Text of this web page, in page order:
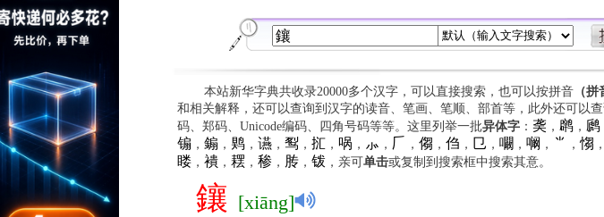
本站新华字典共收录20000多个汉字，可以直接搜索，也可以按拼音（拼
和相关解释，还可以查询到汉字的读音、笔画、笔顺、部首等，此外还可以
码、郑码、Unicode编码、四角号码等等。这里列举一批异体字： 䶮 ， 䴙， 䴘
䦂 ， 䥇 ， 䴗， 䜩， 䴕， 㧟 ， 㖞 ， ⺗ ， 𠂆 ， 㑳 ， 㑇 ， 㔾 ， 㘚 ， 㘎 ， ⺌ ， 㥮 ，
䁖， 䙡， 䎬 ， 䅟， 䏝， 䥽，亲可单击或复制到搜索框中搜索其意。
鑲 [xiāng]